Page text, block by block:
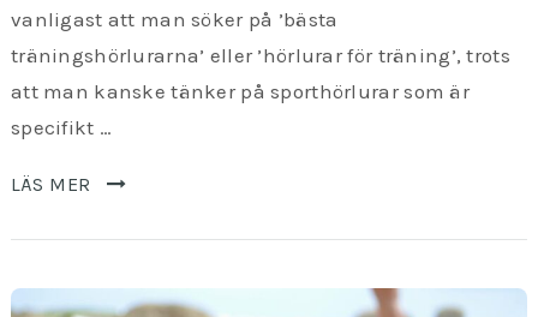
vanligast att man söker på ’bästa
träningshörlurarna’ eller ’hörlurar för träning’, trots
att man kanske tänker på sporthörlurar som är
specifikt …
LÄS MER